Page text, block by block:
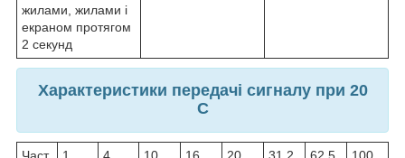
жилами, жилами і
екраном протягом
2 секунд
Характеристики передачі сигналу при 20
C